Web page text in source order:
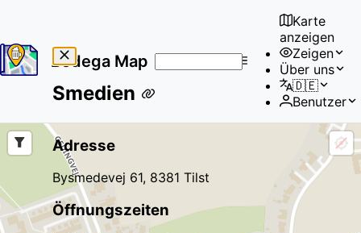
Bodega Map
results
Karte
anzeigen
Zeigen
Über uns
🇩🇪
Benutzer
Smedien
Adresse
Bysmedevej 61, 8381 Tilst
Öffnungszeiten